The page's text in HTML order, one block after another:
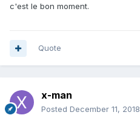
c'est le bon moment.
Quote
x-man
Posted December 11, 2018